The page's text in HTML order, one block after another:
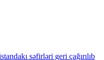
səfirləri geri çağırılıb